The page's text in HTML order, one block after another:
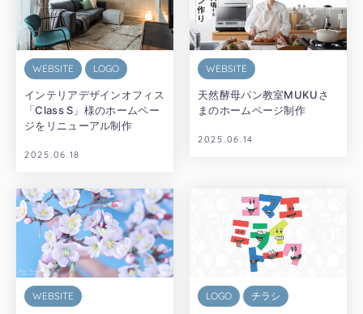
WEBSITE LOGO
インテリアデザインオフィス
「Class S」様のホームペー
ジをリニューアル制作
2025.06.18
WEBSITE
天然酵母パン教室MUKUさ
まのホームページ制作
2025.06.14
WEBSITE LOGO チラシ